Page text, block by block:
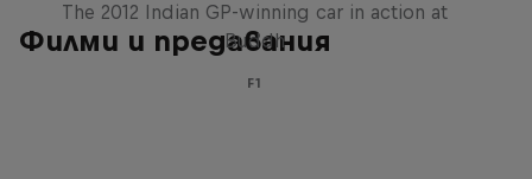
Филми и предавания
The 2012 Indian GP-winning car in action at
Buddh
F1